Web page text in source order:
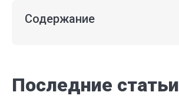
Содержание
Последние статьи